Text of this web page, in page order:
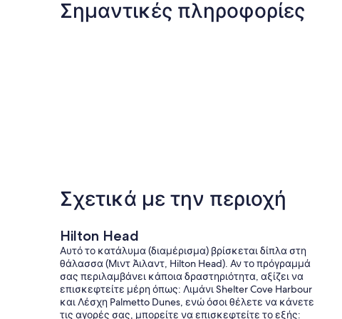
Σημαντικές πληροφορίες
Σχετικά με την περιοχή
Hilton Head
Αυτό το κατάλυμα (διαμέρισμα) βρίσκεται δίπλα στη
θάλασσα (Μιντ Άιλαντ, Hilton Head). Αν το πρόγραμμά
σας περιλαμβάνει κάποια δραστηριότητα, αξίζει να
επισκεφτείτε μέρη όπως: Λιμάνι Shelter Cove Harbour
και Λέσχη Palmetto Dunes, ενώ όσοι θέλετε να κάνετε
τις αγορές σας, μπορείτε να επισκεφτείτε το εξής: